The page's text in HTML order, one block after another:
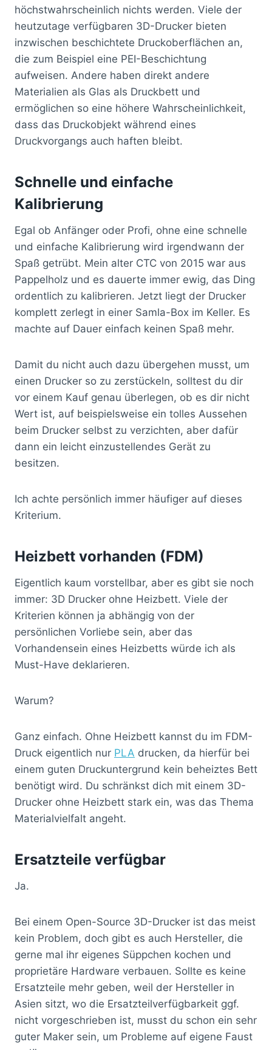
höchstwahrscheinlich nichts werden. Viele der
heutzutage verfügbaren 3D-Drucker bieten
inzwischen beschichtete Druckoberflächen an,
die zum Beispiel eine PEI-Beschichtung
aufweisen. Andere haben direkt andere
Materialien als Glas als Druckbett und
ermöglichen so eine höhere Wahrscheinlichkeit,
dass das Druckobjekt während eines
Druckvorgangs auch haften bleibt.
Schnelle und einfache
Kalibrierung
Egal ob Anfänger oder Profi, ohne eine schnelle
und einfache Kalibrierung wird irgendwann der
Spaß getrübt. Mein alter CTC von 2015 war aus
Pappelholz und es dauerte immer ewig, das Ding
ordentlich zu kalibrieren. Jetzt liegt der Drucker
komplett zerlegt in einer Samla-Box im Keller. Es
machte auf Dauer einfach keinen Spaß mehr.
Damit du nicht auch dazu übergehen musst, um
einen Drucker so zu zerstückeln, solltest du dir
vor einem Kauf genau überlegen, ob es dir nicht
Wert ist, auf beispielsweise ein tolles Aussehen
beim Drucker selbst zu verzichten, aber dafür
dann ein leicht einzustellendes Gerät zu
besitzen.
Ich achte persönlich immer häufiger auf dieses
Kriterium.
Heizbett vorhanden (FDM)
Eigentlich kaum vorstellbar, aber es gibt sie noch
immer: 3D Drucker ohne Heizbett. Viele der
Kriterien können ja abhängig von der
persönlichen Vorliebe sein, aber das
Vorhandensein eines Heizbetts würde ich als
Must-Have deklarieren.
Warum?
Ganz einfach. Ohne Heizbett kannst du im FDM-
Druck eigentlich nur PLA drucken, da hierfür bei
einem guten Druckuntergrund kein beheiztes Bett
benötigt wird. Du schränkst dich mit einem 3D-
Drucker ohne Heizbett stark ein, was das Thema
Materialvielfalt angeht.
Ersatzteile verfügbar
Ja.
Bei einem Open-Source 3D-Drucker ist das meist
kein Problem, doch gibt es auch Hersteller, die
gerne mal ihr eigenes Süppchen kochen und
proprietäre Hardware verbauen. Sollte es keine
Ersatzteile mehr geben, weil der Hersteller in
Asien sitzt, wo die Ersatzteilverfügbarkeit ggf.
nicht vorgeschrieben ist, musst du schon ein sehr
guter Maker sein, um Probleme auf eigene Faust